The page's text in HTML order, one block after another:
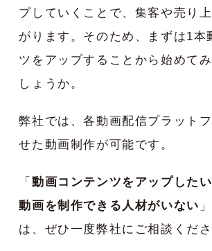
プしていくことで、集客や売り
がります。そのため、まずは1本
ツをアップすることから始めて
しょうか。
弊社では、各動画配信プラット
せた動画制作が可能です。
「 動画コンテンツをアップした
動画を制作できる人材がいない
は、ぜひ一度弊社にご相談くださ